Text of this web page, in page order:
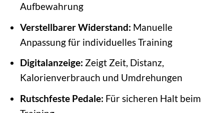
Aufbewahrung
Verstellbarer Widerstand: Manuelle
Anpassung für individuelles Training
Digitalanzeige: Zeigt Zeit, Distanz,
Kalorienverbrauch und Umdrehungen
Rutschfeste Pedale: Für sicheren Halt beim